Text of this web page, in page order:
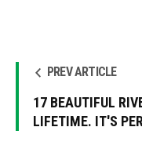
PREV ARTICLE
17 BEAUTIFUL
LIFETIME. IT'S